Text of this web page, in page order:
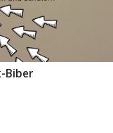
Biber